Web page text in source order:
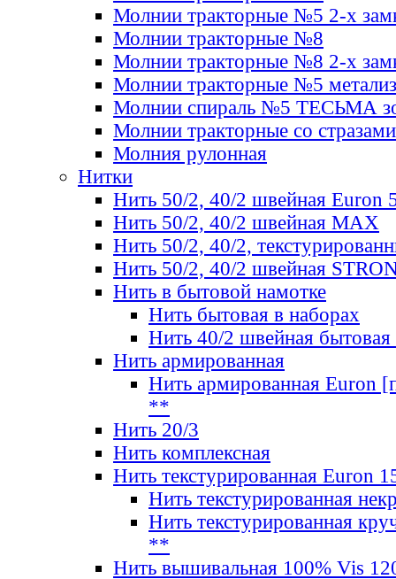
Молнии тракторные №5 2-х
Молнии тракторные №8
Молнии тракторные №8 2-х
Молнии тракторные №5
Молнии спираль №5 ТЕСЬМА
Молнии тракторные со стразами
Молния рулонная
Нитки
Нить 50/2, 40/2 швейная Euron
Нить 50/2, 40/2 швейная МАХ
Нить 50/2, 40/2,
Нить 50/2, 40/2 швейная
Нить в бытовой намотке
Нить бытовая в наборах
Нить 40/2 швейная бытовая
Нить армированная
Нить армированная Euron
**
Нить 20/3
Нить комплексная
Нить текстурированная Euron
Нить текстурированная
Нить текстурированная
**
Нить вышивальная 100% Vis